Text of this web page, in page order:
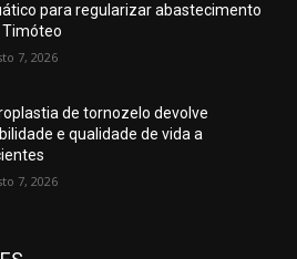
para regularizar abastecimento
7, 2026
de tornozelo devolve
e qualidade de vida a
7, 2026